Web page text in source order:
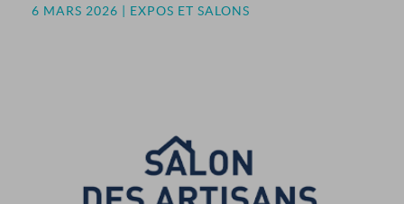
6 MARS 2026 | EXPOS ET SALONS